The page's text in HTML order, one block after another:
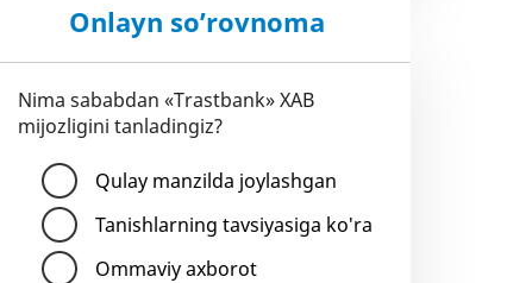
Onlayn so’rovnoma
Nima sababdan «Trastbank» XAB
mijozligini tanladingiz?
Qulay manzilda joylashgan
Tanishlarning tavsiyasiga ko'ra
Ommaviy axborot